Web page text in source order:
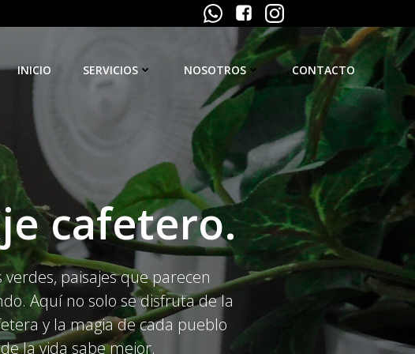
INICIO SERVICIOS NOSOTROS CONTACTO
cafetero.
paisajes que parecen
Aquí no solo se disfruta de la
y la magia de cada pueblo
la vida sabe mejor.